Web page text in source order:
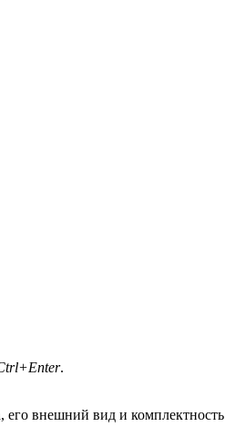
.
его внешний вид и